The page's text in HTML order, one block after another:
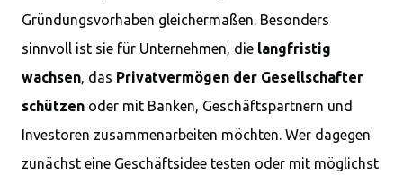
Gründungsvorhaben gleichermaßen. Besonders
sinnvoll ist sie für Unternehmen, die langfristig
wachsen, das Privatvermögen der Gesellschafter
schützen oder mit Banken, Geschäftspartnern und
Investoren zusammenarbeiten möchten. Wer dagegen
zunächst eine Geschäftsidee testen oder mit möglichst